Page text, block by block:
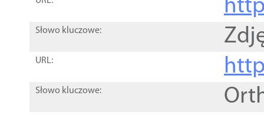
Słowo kluczowe:
URL:
Słowo kluczowe: